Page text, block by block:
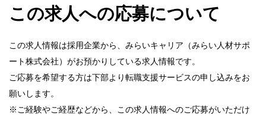
この求人への応募について
この求人情報は採用企業から、みらいキャリア（みらい人材サポ
ート株式会社）がお預かりしている求人情報です。
ご応募を希望する方は下部より転職支援サービスの申し込みをお
願いします。
※ご経験やご経歴などから、この求人情報へのご応募がいただけ